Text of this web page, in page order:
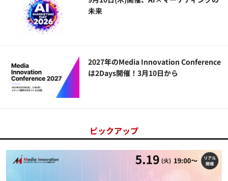
未来
2027年のMedia Innovation Conference
は2Days開催！3月10日から
ピックアップ